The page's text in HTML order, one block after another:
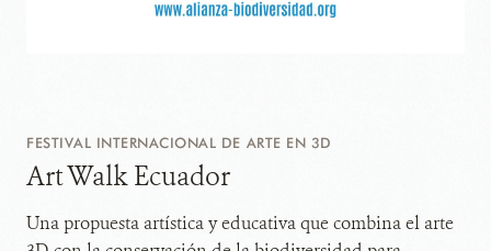
FESTIVAL INTERNACIONAL DE ARTE EN 3D
Art Walk Ecuador
Una propuesta artística y educativa que combina el arte